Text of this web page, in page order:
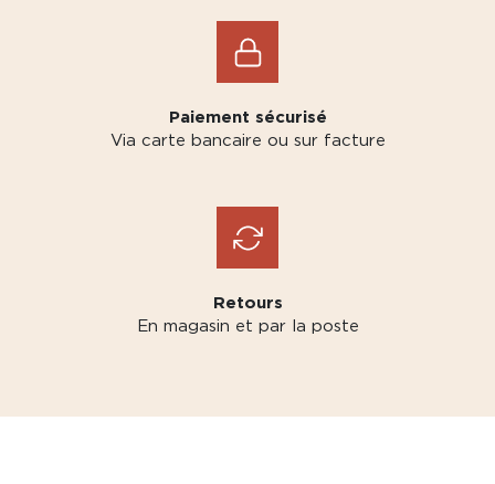
Paiement sécurisé
Via carte bancaire ou sur facture
Retours
En magasin et par la poste